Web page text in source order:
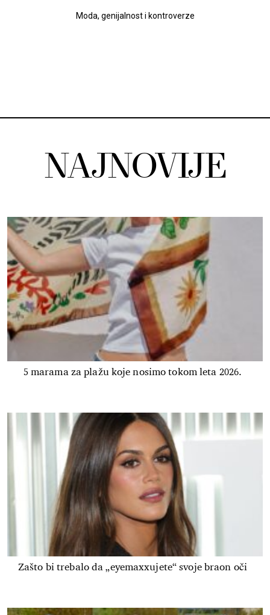
Moda, genijalnost i kontroverze
NAJNOVIJE
5 marama za plažu koje nosimo tokom leta 2026.
Zašto bi trebalo da „eyemaxxujete“ svoje braon oči